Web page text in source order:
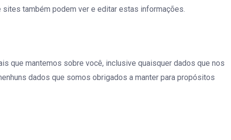
também podem ver e editar estas informações.
que mantemos sobre você, inclusive quaisquer dados que nos
dados que somos obrigados a manter para propósitos